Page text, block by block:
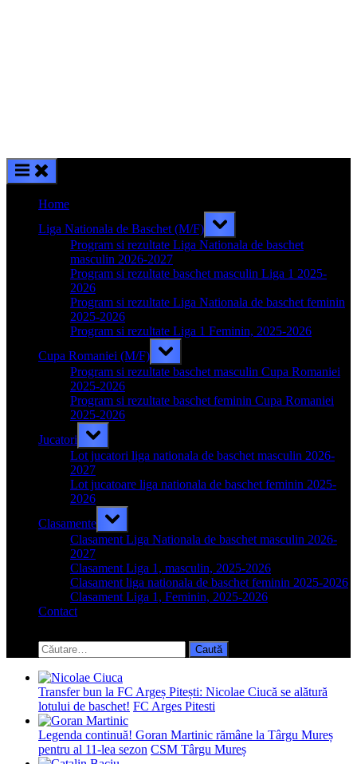
Home
Liga Nationala de Baschet (M/F)
Toggle
sub-
menu
Program si rezultate Liga Nationala de baschet
masculin 2026-2027
Program si rezultate baschet masculin Liga 1 2025-
2026
Program si rezultate Liga Nationala de baschet feminin
2025-2026
Program si rezultate Liga 1 Feminin, 2025-2026
Cupa Romaniei (M/F)
Toggle
sub-
menu
Program si rezultate baschet masculin Cupa Romaniei
2025-2026
Program si rezultate baschet feminin Cupa Romaniei
2025-2026
Jucatori
Toggle
sub-
menu
Lot jucatori liga nationala de baschet masculin 2026-
2027
Lot jucatoare liga nationala de baschet feminin 2025-
2026
Clasamente
Toggle
sub-
menu
Clasament Liga Nationala de baschet masculin 2026-
2027
Clasament Liga 1, masculin, 2025-2026
Clasament liga nationala de baschet feminin 2025-2026
Clasament Liga 1, Feminin, 2025-2026
Contact
search
form
Caută
după:
Transfer bun la FC Argeș Pitești: Nicolae Ciucă se alătură
lotului de baschet! FC Arges Pitesti
Legenda continuă! Goran Martinic rămâne la Târgu Mureș
pentru al 11-lea sezon CSM Târgu Mureș